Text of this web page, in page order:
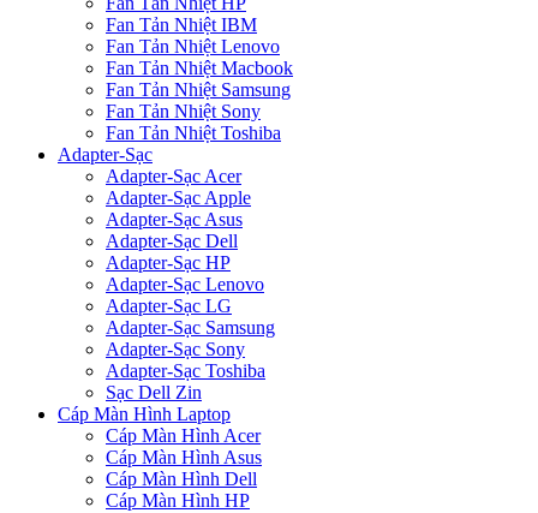
Fan Tản Nhiệt IBM
Fan Tản Nhiệt Lenovo
Fan Tản Nhiệt Macbook
Fan Tản Nhiệt Samsung
Fan Tản Nhiệt Sony
Fan Tản Nhiệt Toshiba
Adapter-Sạc
Adapter-Sạc Acer
Adapter-Sạc Apple
Adapter-Sạc Asus
Adapter-Sạc Dell
Adapter-Sạc HP
Adapter-Sạc Lenovo
Adapter-Sạc LG
Adapter-Sạc Samsung
Adapter-Sạc Sony
Adapter-Sạc Toshiba
Sạc Dell Zin
Cáp Màn Hình Laptop
Cáp Màn Hình Acer
Cáp Màn Hình Asus
Cáp Màn Hình Dell
Cáp Màn Hình HP